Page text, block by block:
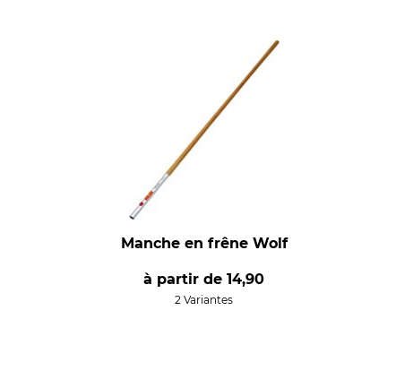
Manche en frêne Wolf
à partir de14,90
2 Variantes